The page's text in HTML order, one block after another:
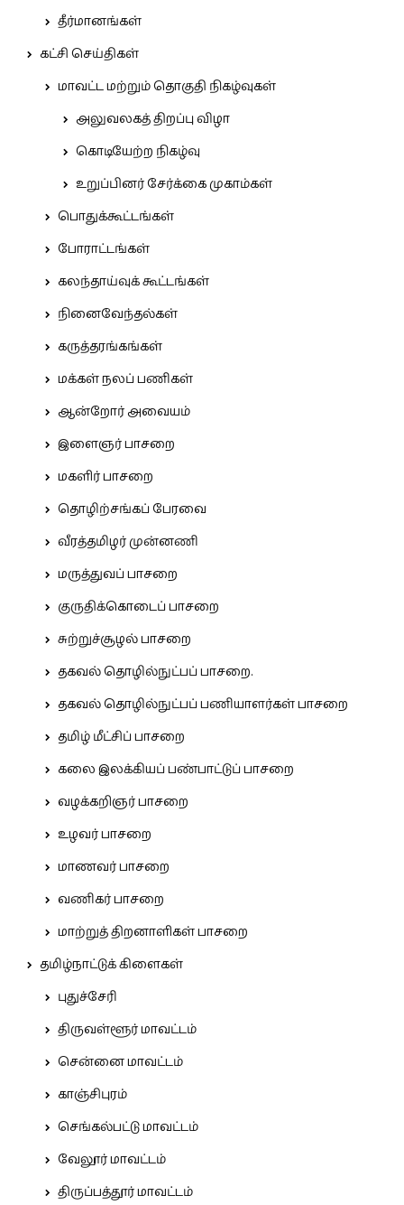
தீர்மானங்கள்
கட்சி செய்திகள்
மாவட்ட மற்றும் தொகுதி நிகழ்வுகள்
அலுவலகத் திறப்பு விழா
கொடியேற்ற நிகழ்வு
உறுப்பினர் சேர்க்கை முகாம்கள்
பொதுக்கூட்டங்கள்
போராட்டங்கள்
கலந்தாய்வுக் கூட்டங்கள்
நினைவேந்தல்கள்
கருத்தரங்கங்கள்
மக்கள் நலப் பணிகள்
ஆன்றோர் அவையம்
இளைஞர் பாசறை
மகளிர் பாசறை
தொழிற்சங்கப் பேரவை
வீரத்தமிழர் முன்னணி
மருத்துவப் பாசறை
குருதிக்கொடைப் பாசறை
சுற்றுச்சூழல் பாசறை
தகவல் தொழில்நுட்பப் பாசறை.
தகவல் தொழில்நுட்பப் பணியாளர்கள் பாசறை
தமிழ் மீட்சிப் பாசறை
கலை இலக்கியப் பண்பாட்டுப் பாசறை
வழக்கறிஞர் பாசறை
உழவர் பாசறை
மாணவர் பாசறை
வணிகர் பாசறை
மாற்றுத் திறனாளிகள் பாசறை
தமிழ்நாட்டுக் கிளைகள்
புதுச்சேரி
திருவள்ளூர் மாவட்டம்
சென்னை மாவட்டம்
காஞ்சிபுரம்
செங்கல்பட்டு மாவட்டம்
வேலூர் மாவட்டம்
திருப்பத்தூர் மாவட்டம்